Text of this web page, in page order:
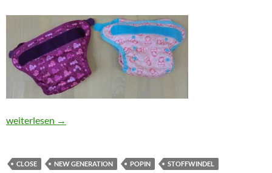
Überarbeitetes Modell Close Pop-in – was ist anders?
weiterlesen →
CLOSE NEW GENERATION POPIN STOFFWINDEL